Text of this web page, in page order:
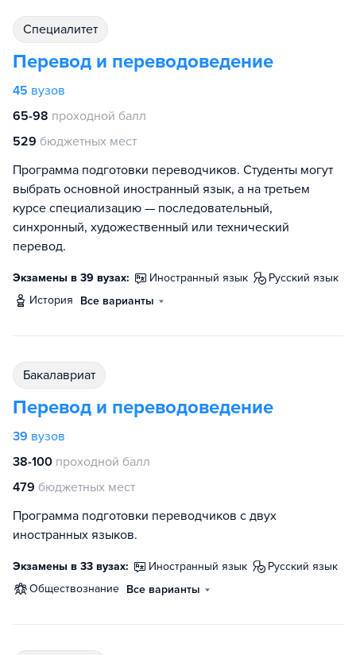
специалитет
Перевод и переводоведение
45 вузов
65-98 проходной балл
529 бюджетных мест
Программа подготовки переводчиков. Студенты могут
выбрать основной иностранный язык, а на третьем
курсе специализацию — последовательный,
синхронный, художественный или технический
перевод.
Экзамены в 39 вузах: иностранный язык
русский язык
история
Все варианты
бакалавриат
Перевод и переводоведение
39 вузов
38-100 проходной балл
479 бюджетных мест
Программа подготовки переводчиков с двух
иностранных языков.
Экзамены в 33 вузах: иностранный язык
русский язык
обществознание Все варианты